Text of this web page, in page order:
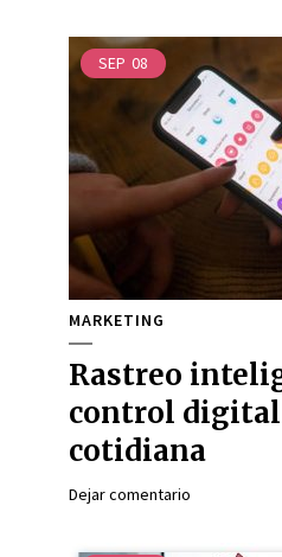
SEP 08
MARKETING
Rastreo
control digital
cotidiana
Dejar comentario